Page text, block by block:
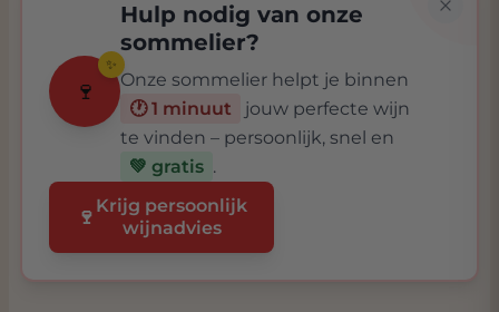
🍷
✨
Hulp nodig van onze
sommelier?
Onze sommelier helpt je binnen
🕐 1 minuut
jouw perfecte wijn
te vinden – persoonlijk, snel en
💚 gratis .
🍷 Krijg persoonlijk
wijnadvies